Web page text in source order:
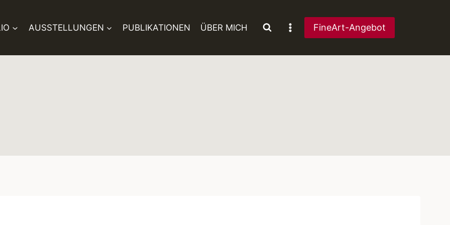
AUSSTELLUNGEN PUBLIKATIONEN ÜBER MICH FineArt-Angebot